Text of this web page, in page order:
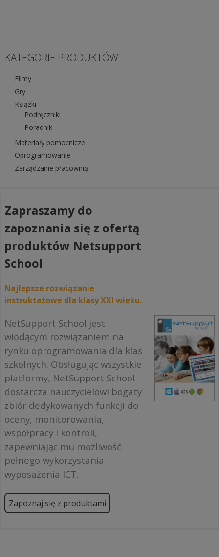
KATEGORIE PRODUKTÓW
Filmy
Gry
Książki
Podręczniki
Poradnik
Materiały pomocnicze
Oprogramowanie
Zarządzanie pracownią
Zapraszamy do
zapoznania się z ofertą
produktów Netsupport
School
Najlepsze rozwiązanie
instruktażowe dla klasy XXI wieku.
NetSupport School jest
wiodącym rozwiązaniem na
rynku oprogramowania dla klas
szkolnych. Obsługując wszystkie
platformy, NetSupport School
dostarcza nauczycielowi bogaty
zbiór dedykowanych funkcji do
oceny, monitorowania,
współpracy i kontroli,
zapewniając mu możliwość
pełnego wykorzystania
wyposażenia ICT.
Zapoznaj się z produktami